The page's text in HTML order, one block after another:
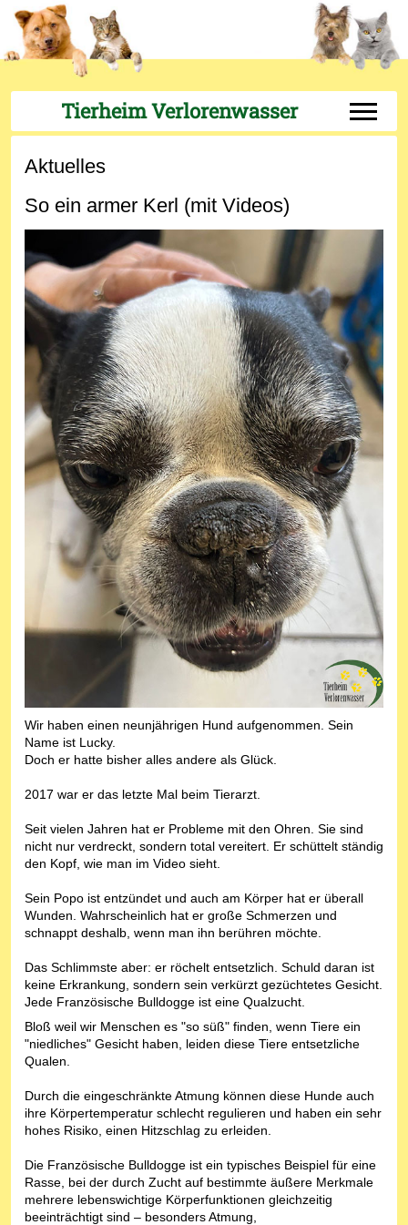
Tierheim Verlorenwasser Off-
Aktuelles
So ein armer Kerl (mit Videos)
Wir haben einen neunjährigen Hund aufgenommen. Sein
Name ist Lucky.
Doch er hatte bisher alles andere als Glück.
2017 war er das letzte Mal beim Tierarzt.
Seit vielen Jahren hat er Probleme mit den Ohren. Sie sind
nicht nur verdreckt, sondern total vereitert. Er schüttelt ständig
den Kopf, wie man im Video sieht.
Sein Popo ist entzündet und auch am Körper hat er überall
Wunden. Wahrscheinlich hat er große Schmerzen und
schnappt deshalb, wenn man ihn berühren möchte.
Das Schlimmste aber: er röchelt entsetzlich. Schuld daran ist
keine Erkrankung, sondern sein verkürzt gezüchtetes Gesicht.
Jede Französische Bulldogge ist eine Qualzucht.
Bloß weil wir Menschen es "so süß" finden, wenn Tiere ein
"niedliches" Gesicht haben, leiden diese Tiere entsetzliche
Qualen.
Durch die eingeschränkte Atmung können diese Hunde auch
ihre Körpertemperatur schlecht regulieren und haben ein sehr
hohes Risiko, einen Hitzschlag zu erleiden.
Die Französische Bulldogge ist ein typisches Beispiel für eine
Rasse, bei der durch Zucht auf bestimmte äußere Merkmale
mehrere lebenswichtige Körperfunktionen gleichzeitig
beeinträchtigt sind – besonders Atmung,